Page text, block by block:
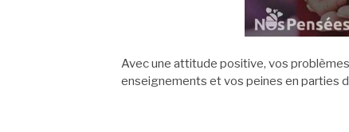
Avec une attitude positive, vos
enseignements et vos peines en parties